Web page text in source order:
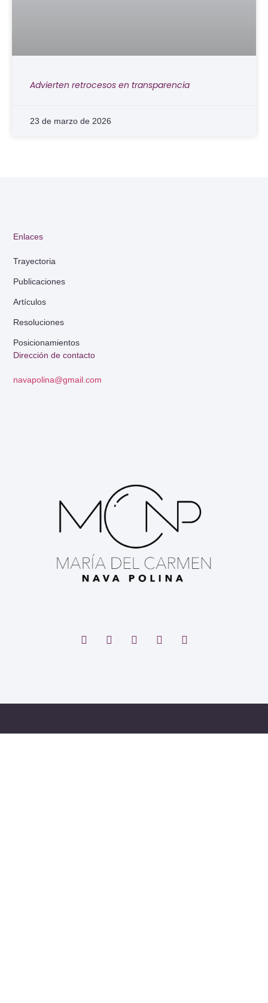
Advierten retrocesos en transparencia
23 de marzo de 2026
Dirección de contacto
navapolina@gmail.com
Enlaces
Trayectoria
Publicaciones
Artículos
Resoluciones
Posicionamientos